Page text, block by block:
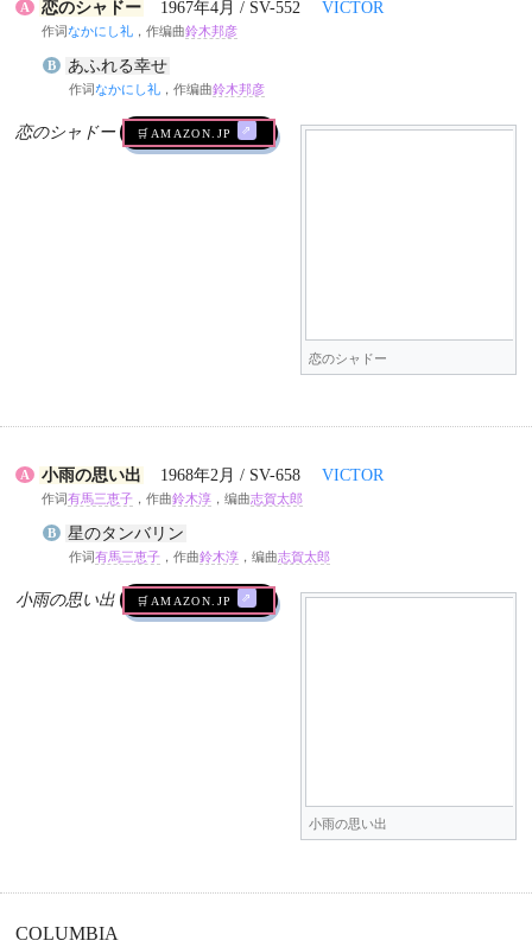
A 恋のシャドー 1967年4月 / SV-552 VICTOR
作词なかにし礼 ，作编曲鈴木邦彦
B あふれる幸せ
作词なかにし礼，作编曲鈴木邦彦
恋のシャドー
恋のシャドー
🛒AMAZON.jp
A 小雨の思い出 1968年2月 / SV-658 VICTOR
作词有馬三恵子 ，作曲鈴木淳 ，编曲志賀太郎
B 星のタンバリン
作词有馬三恵子，作曲鈴木淳，编曲志賀太郎
小雨の思い出
小雨の思い出
🛒AMAZON.jp
COLUMBIA